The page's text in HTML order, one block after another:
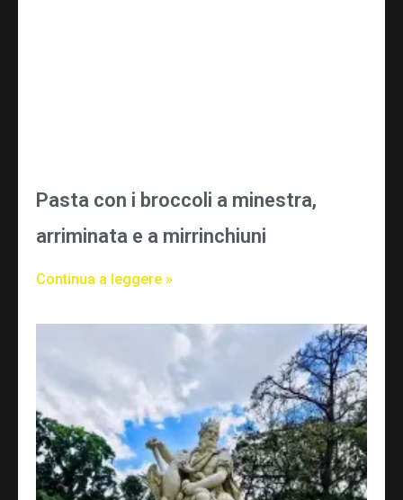
Pasta con i broccoli a minestra,
arriminata e a mirrinchiuni
Continua a leggere »